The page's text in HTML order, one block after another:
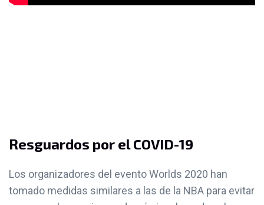
Resguardos por el COVID-19
Los organizadores del evento Worlds 2020 han
tomado medidas similares a las de la NBA para evitar